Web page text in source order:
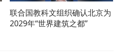
联合国教科文组织确认北京为
2029年“世界建筑之都”